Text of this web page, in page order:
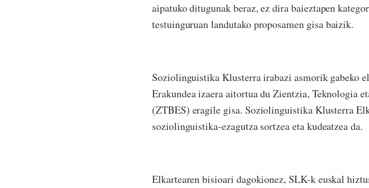
aipatuko ditugunak beraz, ez dira baieztapen
testuinguruan landutako proposamen gisa baizik.
Soziolinguistika Klusterra irabazi asmorik gabeko
Erakundea izaera aitortua du Zientzia, Teknologia
(ZTBES) eragile gisa. Soziolinguistika Klusterra
soziolinguistika-ezagutza sortzea eta kudeatzea da.
Elkartearen bisioari dagokionez, SLK-k euskal